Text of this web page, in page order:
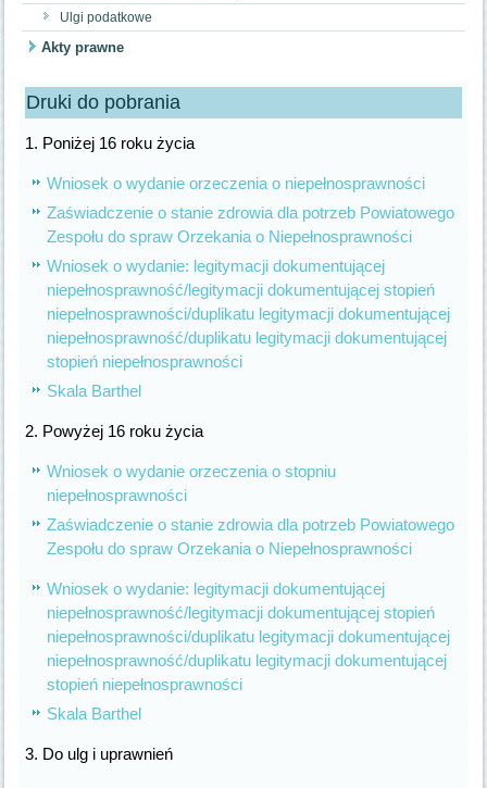
Ulgi podatkowe
Akty prawne
Druki do pobrania
1. Poniżej 16 roku życia
Wniosek o wydanie orzeczenia o niepełnosprawności
Zaświadczenie o stanie zdrowia dla potrzeb Powiatowego
Zespołu do spraw Orzekania o Niepełnosprawności
Wniosek o wydanie: legitymacji dokumentującej
niepełnosprawność/legitymacji dokumentującej stopień
niepełnosprawności/duplikatu legitymacji dokumentującej
niepełnosprawność/duplikatu legitymacji dokumentującej
stopień niepełnosprawności
Skala Barthel
2. Powyżej 16 roku życia
Wniosek o wydanie orzeczenia o stopniu
niepełnosprawności
Zaświadczenie o stanie zdrowia dla potrzeb Powiatowego
Zespołu do spraw Orzekania o Niepełnosprawności
Wniosek o wydanie: legitymacji dokumentującej
niepełnosprawność/legitymacji dokumentującej stopień
niepełnosprawności/duplikatu legitymacji dokumentującej
niepełnosprawność/duplikatu legitymacji dokumentującej
stopień niepełnosprawności
Skala Barthel
3. Do ulg i uprawnień